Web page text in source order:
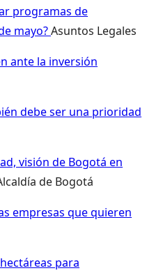
programas de
mayo?Asuntos Legales
ante la inversión
debe ser una prioridad
visión de Bogotá en
de Bogotá
empresas que quieren
para